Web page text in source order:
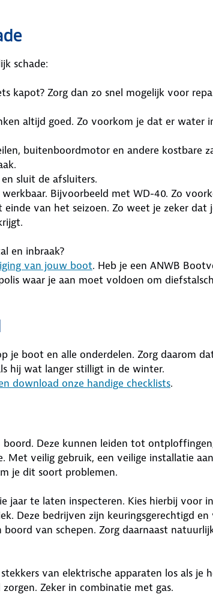
schade:
kapot? Zorg dan zo snel mogelijk voor
altijd goed. Zo voorkom je dat er water
buitenboordmotor en andere kostbare
sluit de afsluiters.
Bijvoorbeeld met WD-40. Zo
van het seizoen. Zo weet je zeker dat
en inbraak?
van jouw boot. Heb je een ANWB
waar je aan moet voldoen om
je boot en alle onderdelen. Zorg daarom
hij wat langer stilligt in de winter.
download onze handige checklists.
boord. Deze kunnen leiden tot
Met veilig gebruik, een veilige installatie
je dit soort problemen.
jaar te laten inspecteren. Kies hierbij voor
Deze bedrijven zijn keuringsgerechtigd en
van schepen. Zorg daarnaast
van elektrische apparaten los als je
Zeker in combinatie met gas.